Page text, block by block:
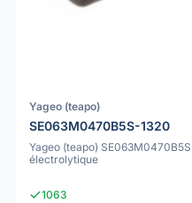
Yageo (teapo)
SE063M0470B5S-1320
Yageo (teapo)
électrolytique
1063